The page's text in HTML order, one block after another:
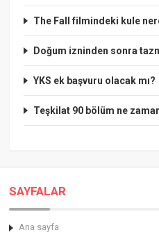
The Fall filmindeki kule
Doğum izninden sonra
YKS ek başvuru olacak mı?
Teşkilat 90 bölüm ne
SAYFALAR
Ana sayfa